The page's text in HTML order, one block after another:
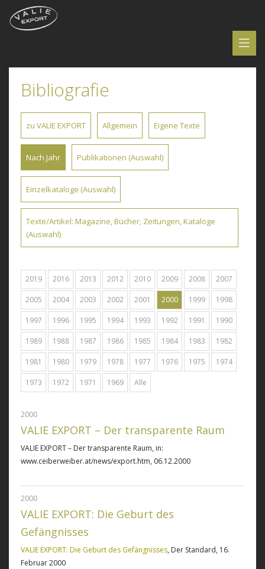
Bibliografie
zu VALIE EXPORT Allgemein Eigene Texte
Nach Jahr Publikationen (Auswahl)
Einzelkataloge (Auswahl)
Texte/Artikel: Magazine, Bücher, Zeitungen, Kataloge
(Auswahl)
2019 2016 2013 2012 2010 2009 2008 2007
2005 2004 2003 2002 2001 2000 1999 1998
1997 1996 1995 1994 1993 1992 1991 1990
1989 1988 1987 1986 1985 1984 1983 1982
1981 1980 1979 1978 1977 1976 1975 1974
1973 1972 1971 1969 Alle
2000
VALIE EXPORT – Der transparente Raum
VALIE EXPORT – Der transparente Raum, in:
www.ceiberweiber.at/news/export.htm, 06.12.2000
2000
VALIE EXPORT: Die Geburt des
Gefängnisses
VALIE EXPORT: Die Geburt des Gefängnisses, Der Standard, 16.
Februar 2000